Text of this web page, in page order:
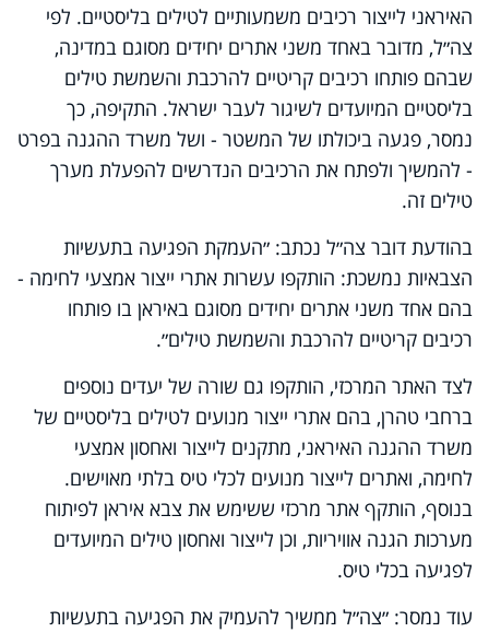
האיראני לייצור רכיבים משמעותיים לטילים בליסטיים. לפי
צה״ל, מדובר באחד משני אתרים יחידים מסוגם במדינה,
שבהם פותחו רכיבים קריטיים להרכבת והשמשת טילים
בליסטיים המיועדים לשיגור לעבר ישראל. התקיפה, כך
נמסר, פגעה ביכולתו של המשטר - ושל משרד ההגנה בפרט
- להמשיך ולפתח את הרכיבים הנדרשים להפעלת מערך
טילים זה.
בהודעת דובר צה״ל נכתב: ״העמקת הפגיעה בתעשיות
הצבאיות נמשכת: הותקפו עשרות אתרי ייצור אמצעי לחימה -
בהם אחד משני אתרים יחידים מסוגם באיראן בו פותחו
רכיבים קריטיים להרכבת והשמשת טילים״.
לצד האתר המרכזי, הותקפו גם שורה של יעדים נוספים
ברחבי טהרן, בהם אתרי ייצור מנועים לטילים בליסטיים של
משרד ההגנה האיראני, מתקנים לייצור ואחסון אמצעי
לחימה, ואתרים לייצור מנועים לכלי טיס בלתי מאוישים.
בנוסף, הותקף אתר מרכזי ששימש את צבא איראן לפיתוח
מערכות הגנה אוויריות, וכן לייצור ואחסון טילים המיועדים
לפגיעה בכלי טיס.
עוד נמסר: ״צה״ל ממשיך להעמיק את הפגיעה בתעשיות